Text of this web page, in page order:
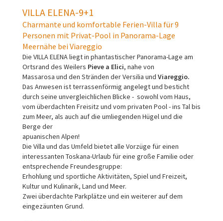
VILLA ELENA-9+1
Charmante und komfortable Ferien-Villa für 9
Personen mit Privat-Pool in Panorama-Lage
Meernähe bei Viareggio
Die VILLA ELENA liegt in phantastischer Panorama-Lage am
Ortsrand des Weilers Pieve a Elici, nahe von
Massarosa und den Stränden der Versilia und Viareggio.
Das Anwesen ist terrassenförmig angelegt und besticht
durch seine unvergleichlichen Blicke - sowohl vom Haus,
vom überdachten Freisitz und vom privaten Pool - ins Tal bis
zum Meer, als auch auf die umliegenden Hügel und die
Berge der
apuanischen Alpen!
Die Villa und das Umfeld bietet alle Vorzüge für einen
interessanten Toskana-Urlaub für eine große Familie oder
entsprechende Freundesgruppe:
Erhohlung und sportliche Aktivitäten, Spiel und Freizeit,
Kultur und Kulinarik, Land und Meer.
Zwei überdachte Parkplätze und ein weiterer auf dem
eingezäunten Grund.